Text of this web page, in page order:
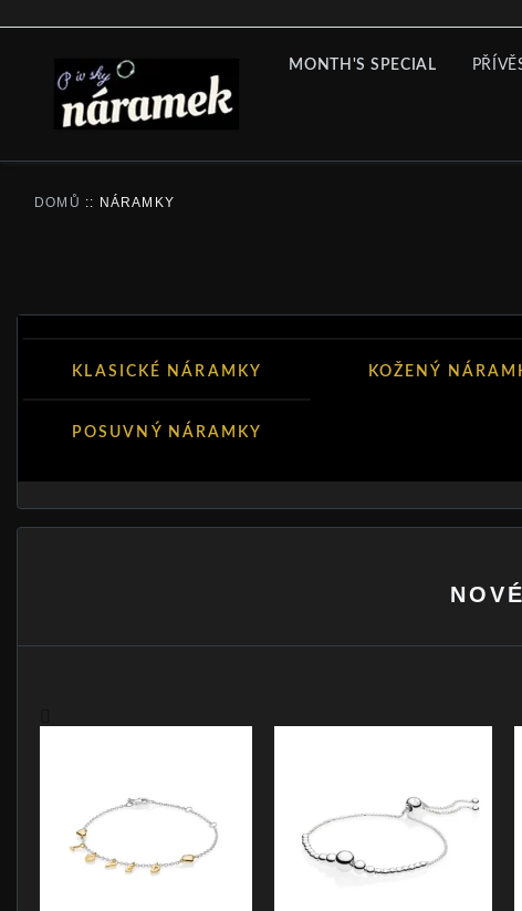
MONTH'S SPECIAL
DOMŮ :: NÁRAMKY
KLASICKÉ NÁRAMKY KOŽENÝ
POSUVNÝ NÁRAMKY